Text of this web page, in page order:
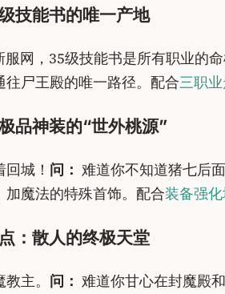
技能书的唯一产地
网，35级技能书是所有职业的命
尸王殿的唯一路径。配合三职
品神装的“世外桃源”
城！ 问： 难道你不知道猪七后
魔法的特殊首饰。配合装备强
：散人的终极天堂
主。 问： 难道你甘心在封魔殿